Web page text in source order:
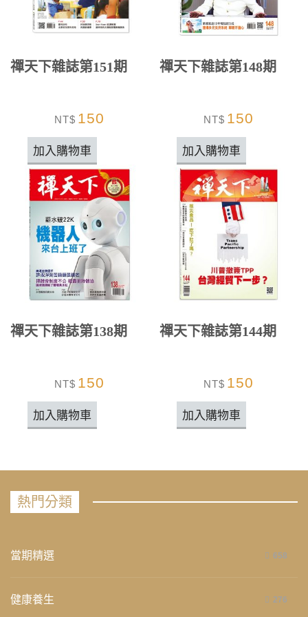
禪天下雜誌第151期
NT$ 150
加入購物車
禪天下雜誌第148期
NT$ 150
加入購物車
禪天下雜誌第138期
NT$ 150
加入購物車
禪天下雜誌第144期
NT$ 150
加入購物車
熱門分類
當期精選 658
健康養生 276